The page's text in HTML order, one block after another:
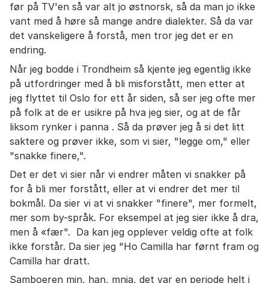
før på TV'en så var alt jo østnorsk, så da man jo ikke
vant med å høre så mange andre dialekter. Så da var
det vanskeligere å forstå, men tror jeg det er en
endring.
Når jeg bodde i Trondheim så kjente jeg egentlig ikke
på utfordringer med å bli misforstått, men etter at
jeg flyttet til Oslo for ett år siden, så ser jeg ofte mer
på folk at de er usikre på hva jeg sier, og at de får
liksom rynker i panna . Så da prøver jeg å si det litt
saktere og prøver ikke, som vi sier, "legge om," eller
"snakke finere,".
Det er det vi sier når vi endrer måten vi snakker på
for å bli mer forstått, eller at vi endrer det mer til
bokmål. Da sier vi at vi snakker "finere", mer formelt,
mer som by-språk. For eksempel at jeg sier ikke å dra,
men å «fær". Da kan jeg opplever veldig ofte at folk
ikke forstår. Da sier jeg "Ho Camilla har førnt fram og
Camilla har dratt.
Samboeren min, han, mnja, det var en periode helt i